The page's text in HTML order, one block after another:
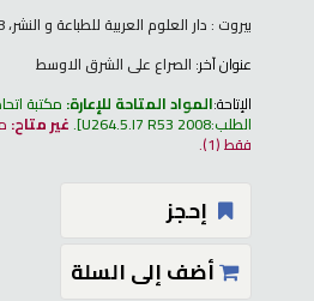
بيروت : دار العلوم العربية للطباعة و النشر، 2008
عنوان آخر: الصراع على الشرق الاوسط
الإتاحة:المواد المتاحة للإعارة: مكتبة
الطلب:U264.5.I7 R53 2008
.غير متاح:
فقط(1).
إحجز
أضف إلى السلة